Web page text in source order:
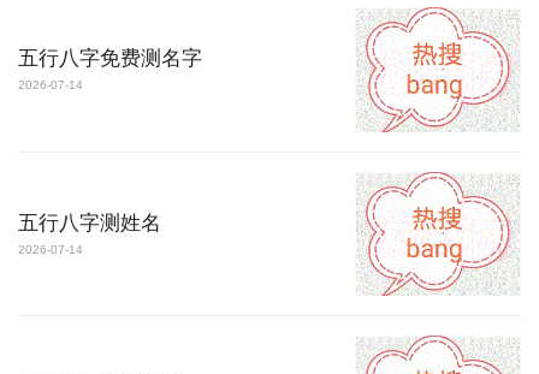
五行八字免费测名字
2026-07-14
五行八字测姓名
2026-07-14